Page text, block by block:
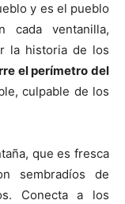
y es el pueblo
cada ventanilla,
la historia de los
el perímetro del
culpable de los
que es fresca
sembradíos de
Conecta a los